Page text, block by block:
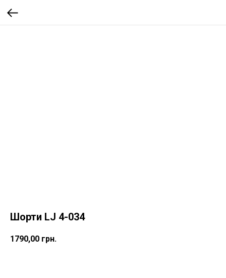
Шорти LJ 4-034
1790,00 грн.